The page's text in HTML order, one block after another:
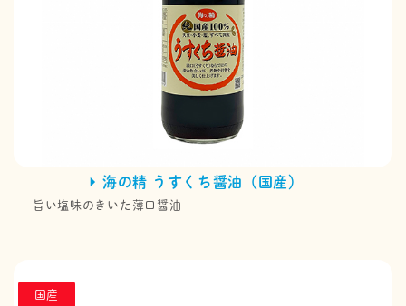
海の精 うすくち醤油（国産）
旨い塩味のきいた薄口醤油
国産